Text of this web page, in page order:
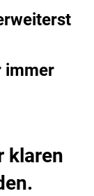
immer
klaren